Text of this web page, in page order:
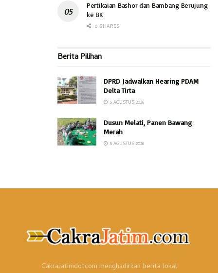
Pertikaian Bashor dan Bambang Berujung
ke BK
0 SHARES
Berita Pilihan
DPRD Jadwalkan Hearing PDAM
Delta Tirta
5 AGUSTUS 2026
Dusun Melati, Panen Bawang
Merah
5 AGUSTUS 2026
CakraJatimdotcom menghadirkan berita lokal